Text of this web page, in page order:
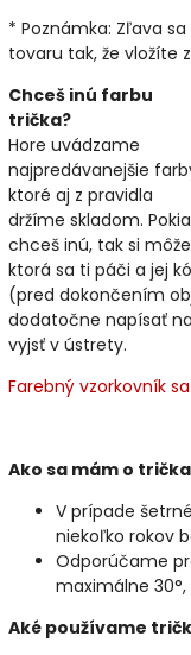
* Poznámka: Zľava
tovaru tak, že vložíte
Chceš inú farbu
trička?
Hore uvádzame
najpredávanejšie
ktoré aj z pravidla
držíme skladom.
chceš inú, tak si
ktorá sa ti páči a jej
(pred dokončením
dodatočne napísať na
vyjsť v ústrety.
Farebný vzorkovník
Ako sa mám o
V prípade
niekoľko rokov
Odporúčame
maximálne 30°,
Aké používame